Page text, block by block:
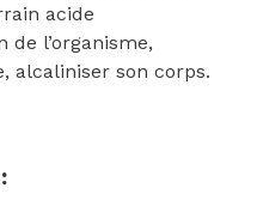
acide
l’organisme,
alcaliniser son corps.